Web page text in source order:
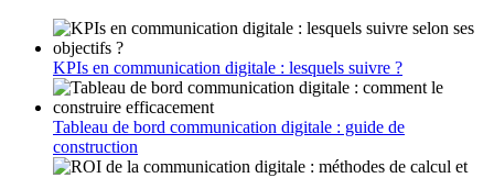
KPIs en communication digitale : lesquels suivre ?
Tableau de bord communication digitale : guide de
construction